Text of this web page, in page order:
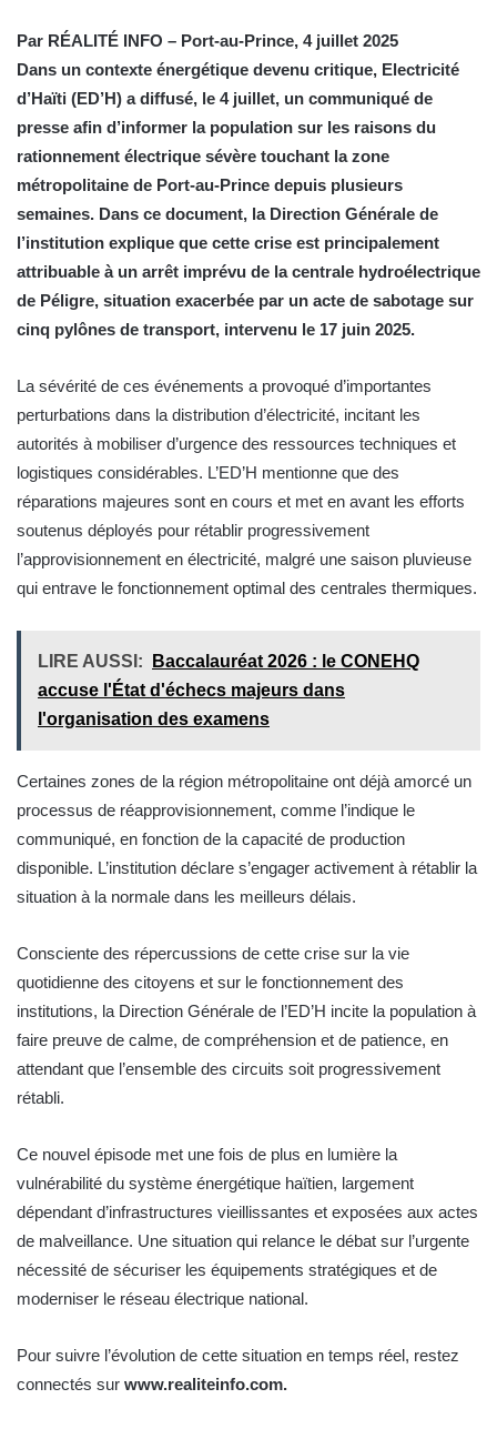
Par RÉALITÉ INFO – Port-au-Prince, 4 juillet 2025
Dans un contexte énergétique devenu critique, Electricité
d’Haïti (ED’H) a diffusé, le 4 juillet, un communiqué de
presse afin d’informer la population sur les raisons du
rationnement électrique sévère touchant la zone
métropolitaine de Port-au-Prince depuis plusieurs
semaines. Dans ce document, la Direction Générale de
l’institution explique que cette crise est principalement
attribuable à un arrêt imprévu de la centrale hydroélectrique
de Péligre, situation exacerbée par un acte de sabotage sur
cinq pylônes de transport, intervenu le 17 juin 2025.
La sévérité de ces événements a provoqué d’importantes
perturbations dans la distribution d’électricité, incitant les
autorités à mobiliser d’urgence des ressources techniques et
logistiques considérables. L’ED’H mentionne que des
réparations majeures sont en cours et met en avant les efforts
soutenus déployés pour rétablir progressivement
l’approvisionnement en électricité, malgré une saison pluvieuse
qui entrave le fonctionnement optimal des centrales thermiques.
LIRE AUSSI:
Baccalauréat 2026 : le CONEHQ
accuse l'État d'échecs majeurs dans
l'organisation des examens
Certaines zones de la région métropolitaine ont déjà amorcé un
processus de réapprovisionnement, comme l’indique le
communiqué, en fonction de la capacité de production
disponible. L’institution déclare s’engager activement à rétablir la
situation à la normale dans les meilleurs délais.
Consciente des répercussions de cette crise sur la vie
quotidienne des citoyens et sur le fonctionnement des
institutions, la Direction Générale de l’ED’H incite la population à
faire preuve de calme, de compréhension et de patience, en
attendant que l’ensemble des circuits soit progressivement
rétabli.
Ce nouvel épisode met une fois de plus en lumière la
vulnérabilité du système énergétique haïtien, largement
dépendant d’infrastructures vieillissantes et exposées aux actes
de malveillance. Une situation qui relance le débat sur l’urgente
nécessité de sécuriser les équipements stratégiques et de
moderniser le réseau électrique national.
Pour suivre l’évolution de cette situation en temps réel, restez
connectés sur www.realiteinfo.com.